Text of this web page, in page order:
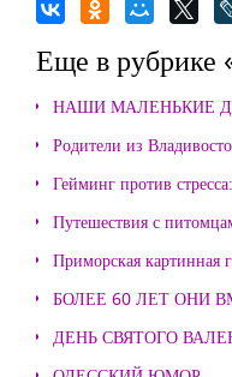
Еще в рубрике
НАШИ МАЛЕНЬКИЕ
Родители из
Гейминг против
Путешествия с
Приморская картинная
БОЛЕЕ 60 ЛЕТ ОНИ
ДЕНЬ СВЯТОГО